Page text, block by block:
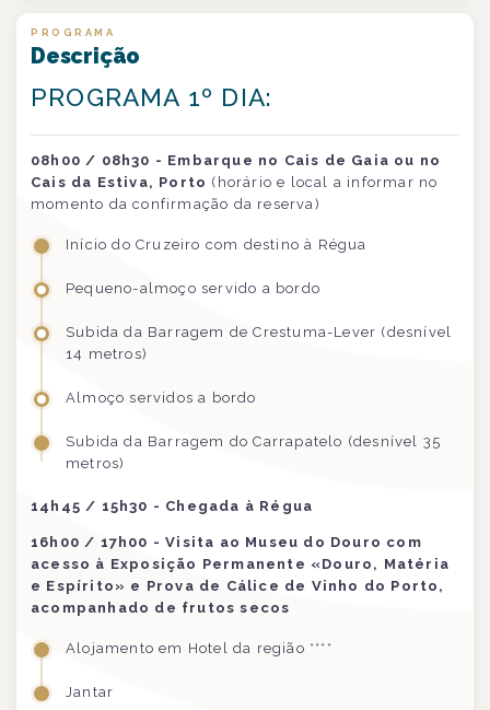
PROGRAMA
Descrição
PROGRAMA 1º DIA:
08h00 / 08h30 - Embarque no Cais de Gaia ou no
Cais da Estiva, Porto (horário e local a informar no
momento da confirmação da reserva)
Início do Cruzeiro com destino à Régua
Pequeno-almoço servido a bordo
Subida da Barragem de Crestuma-Lever (desnível
14 metros)
Almoço servidos a bordo
Subida da Barragem do Carrapatelo (desnível 35
metros)
14h45 / 15h30 - Chegada à Régua
16h00 / 17h00 - Visita ao Museu do Douro com
acesso à Exposição Permanente «Douro, Matéria
e Espírito» e Prova de Cálice de Vinho do Porto,
acompanhado de frutos secos
Alojamento em Hotel da região ****
Jantar